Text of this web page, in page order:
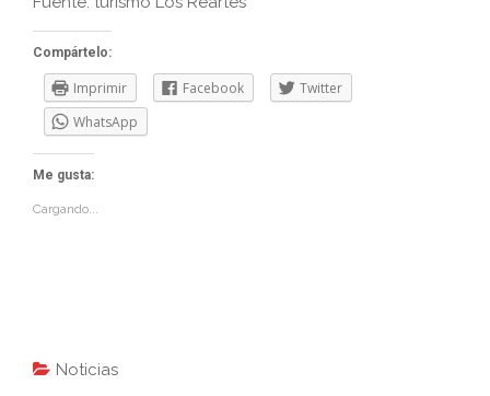
Compártelo:
Imprimir Facebook
Twitter
WhatsApp
Me gusta:
Cargando...
Noticias